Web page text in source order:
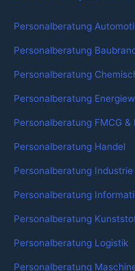
Personalberatung
Personalberatung
Personalberatung
Personalberatung
Personalberatung FMCG &
Personalberatung Handel
Personalberatung Industrie
Personalberatung
Personalberatung
Personalberatung Logistik
Personalberatung